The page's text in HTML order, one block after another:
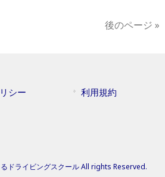
後のページ »
シー
利用規約
ドライビングスクール All rights Reserved.